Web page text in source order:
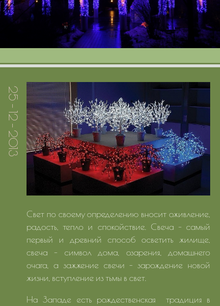
25 - 12 - 2013
Свет по своему определению вносит оживление,
радость, тепло и спокойствие. Свеча - самый
первый и древний способ осветить жилище,
свеча - символ дома, озарения, домашнего
очага, а зажжение свечи – зарождение новой
жизни, вступление из тьмы в свет.
На Западе есть рождественская традиция в